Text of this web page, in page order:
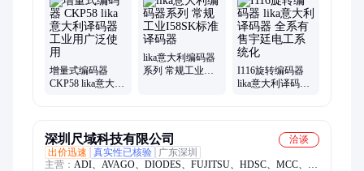
增量式编码器
CKP58 lika意大利
lika意大利编码器
系列 常规工业
I116旋转编码器
lika意大利译码器
深圳尺域科技有限公司
洽谈
出价迅速
真实性已核验
广东深圳
主营： ADI、AVAGO、DIODES、FUJITSU、HDSC、MCC、